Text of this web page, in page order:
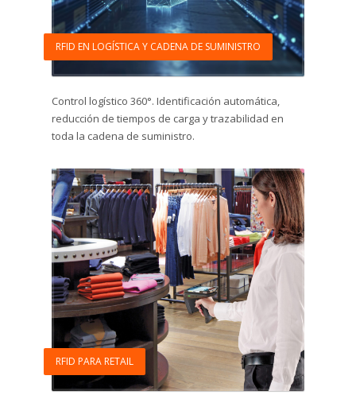
RFID EN LOGÍSTICA Y CADENA DE SUMINISTRO
Control logístico 360°. Identificación automática,
reducción de tiempos de carga y trazabilidad en
toda la cadena de suministro.
RFID PARA RETAIL